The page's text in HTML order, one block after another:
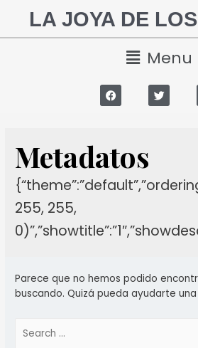
LA JOYA DE
Menu
Metadatos
255, 255,
Parece que no hemos podido
buscando. Quizá pueda ayudarte